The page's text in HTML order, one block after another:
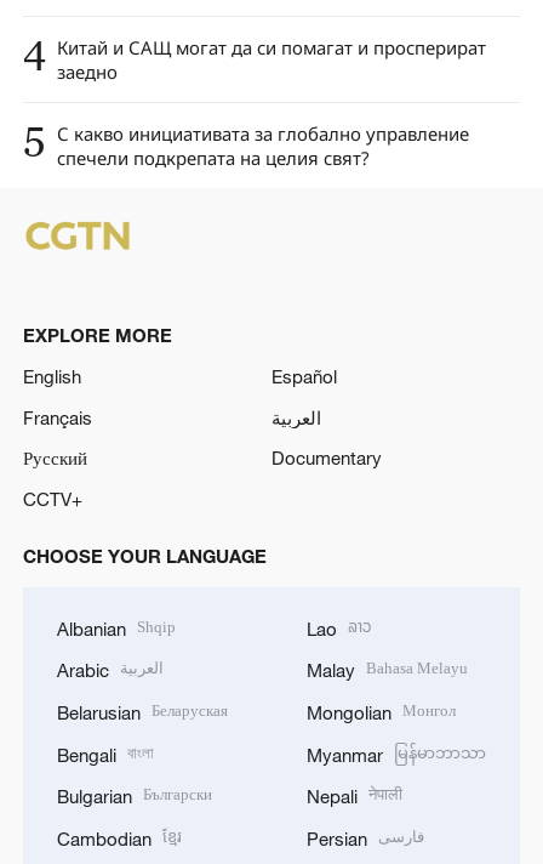
4 Китай и САЩ могат да си помагат и просперират
заедно
5 С какво инициативата за глобално управление
спечели подкрепата на целия свят?
EXPLORE MORE
English
Español
Français
العربية
Русский
Documentary
CCTV+
CHOOSE YOUR LANGUAGE
Albanian Shqip
Arabic العربية
Belarusian Беларуская
Bengali বাংলা
Bulgarian Български
Cambodian ខ្មែរ
Lao ລາວ
Malay Bahasa Melayu
Mongolian Монгол
Myanmar မြန်မာဘာသာ
Nepali नेपाली
Persian فارسی